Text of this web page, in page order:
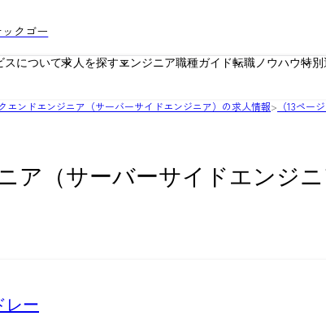
クゴー
スについて求人を探すエンジニア職種ガイド転職ノウハウ特別
エンドエンジニア（サーバーサイドエンジニア）の求人情報> （13ページ
ア（サーバーサイドエンジ
レー